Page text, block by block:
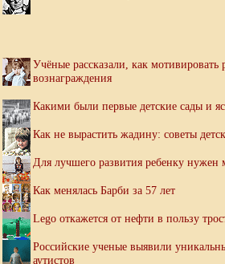
Учёные рассказали, как мотивировать
вознаграждения
Какими были первые детские сады и
Как не вырастить жадину: советы
Для лучшего развития ребенку
Как менялась Барби за 57 лет
Lego откажется от нефти в пользу
Российские ученые выявили
аутистов